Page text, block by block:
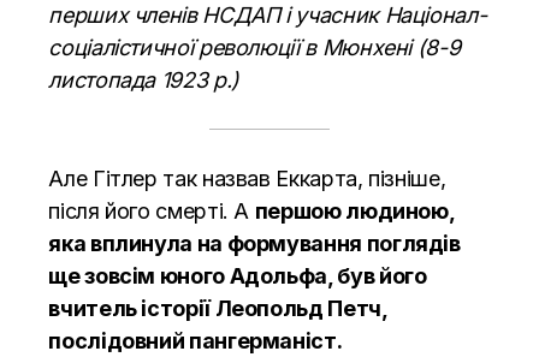
перших членів НСДАП і учасник Націонал-
соціалістичної революції в Мюнхені (8-9
листопада 1923 р.)
Але Гітлер так назвав Еккарта, пізніше,
після його смерті. А першою людиною,
яка вплинула на формування поглядів
ще зовсім юного Адольфа, був його
вчитель історії Леопольд Петч,
послідовний пангерманіст.